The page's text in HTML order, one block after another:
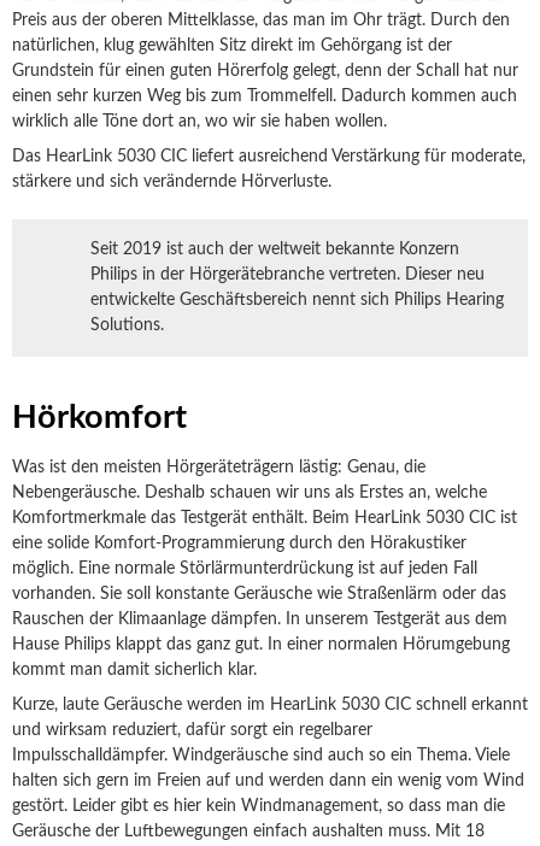
Preis aus der oberen Mittelklasse, das man im Ohr trägt. Durch den
natürlichen, klug gewählten Sitz direkt im Gehörgang ist der
Grundstein für einen guten Hörerfolg gelegt, denn der Schall hat nur
einen sehr kurzen Weg bis zum Trommelfell. Dadurch kommen auch
wirklich alle Töne dort an, wo wir sie haben wollen.
Das HearLink 5030 CIC liefert ausreichend Verstärkung für moderate,
stärkere und sich verändernde Hörverluste.
Seit 2019 ist auch der weltweit bekannte Konzern
Philips in der Hörgerätebranche vertreten. Dieser neu
entwickelte Geschäftsbereich nennt sich Philips Hearing
Solutions.
Hörkomfort
Was ist den meisten Hörgeräteträgern lästig: Genau, die
Nebengeräusche. Deshalb schauen wir uns als Erstes an, welche
Komfortmerkmale das Testgerät enthält. Beim HearLink 5030 CIC ist
eine solide Komfort-Programmierung durch den Hörakustiker
möglich. Eine normale Störlärmunterdrückung ist auf jeden Fall
vorhanden. Sie soll konstante Geräusche wie Straßenlärm oder das
Rauschen der Klimaanlage dämpfen. In unserem Testgerät aus dem
Hause Philips klappt das ganz gut. In einer normalen Hörumgebung
kommt man damit sicherlich klar.
Kurze, laute Geräusche werden im HearLink 5030 CIC schnell erkannt
und wirksam reduziert, dafür sorgt ein regelbarer
Impulsschalldämpfer. Windgeräusche sind auch so ein Thema. Viele
halten sich gern im Freien auf und werden dann ein wenig vom Wind
gestört. Leider gibt es hier kein Windmanagement, so dass man die
Geräusche der Luftbewegungen einfach aushalten muss. Mit 18